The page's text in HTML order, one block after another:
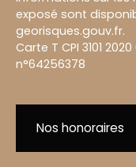
exposé sont
georisques.gouv.fr.
Carte T CPI 3101
n°64256378
Nos honoraires